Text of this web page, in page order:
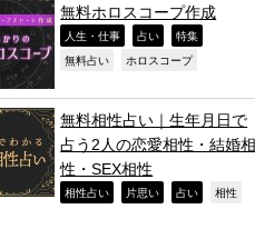
無料ホロスコープ作成
人生・仕事 占い 特集
無料占い ホロスコープ
無料相性占い｜生年月日で
占う2人の恋愛相性・結婚相
性・SEX相性
相性占い 片思い 占い 相性